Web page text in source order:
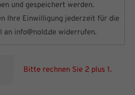
und gespeichert werden.
Ihre Einwilligung jederzeit für die
an info@nold.de widerrufen.
Bitte rechnen Sie 2 plus 1.